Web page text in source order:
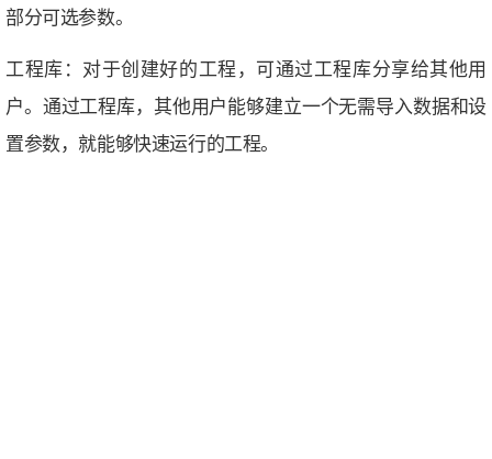
部分可选参数。
工程库： 对于创建好的工程，可通过工程库分享给其他用
户。通过工程库，其他用户能够建立一个无需导入数据和设
置参数，就能够快速运行的工程。